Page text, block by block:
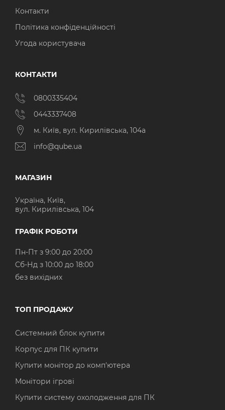
Контакти
Політика конфіденційності
Угода користувача
КОНТАКТИ
0800335404
0443337408
м. Київ, вул. Кирилівська, 104а
info@qube.ua
МАГАЗИН
Україна, Київ,
вул. Кирилівська, 104
ГРАФІК РОБОТИ
Пн-Пт з 9:00 до 20:00
Cб-Нд з 10:00 до 18:00
без вихідних
ТОП ПРОДАЖУ
Системний блок купити
Корпус для ПК купити
Купити монітор до комп'ютера
Монітори ігрові
Купити систему охолодження для ПК